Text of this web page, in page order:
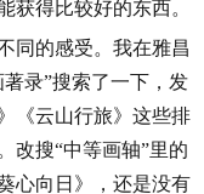
获得比较好的东西。
同的感受。我在雅昌
录”搜索了一下，发
《云山行旅》这些排
改搜“中等画轴”里的
心向日》，还是没有